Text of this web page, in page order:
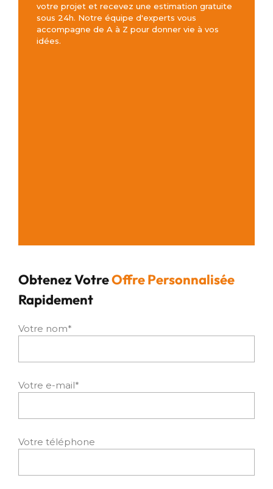
votre projet et recevez une estimation gratuite
sous 24h. Notre équipe d'experts vous
accompagne de A à Z pour donner vie à vos
idées.
Obtenez VotreOffre Personnalisée
Rapidement
Votre nom*
Votre e-mail*
Votre téléphone